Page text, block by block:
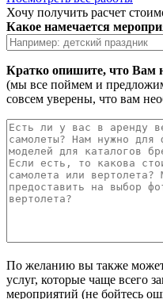
Хочу получить расчет
Какое намечается
Кратко опишите, что Вам
(мы все поймем и
совсем уверены, что вам
По желанию вы также
услуг, которые чаще всего
мероприятий (не бойтесь